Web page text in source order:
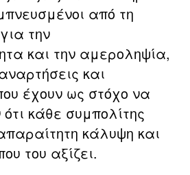
από τη
την
και την αμεροληψία,
και
έχουν ως στόχο να
κάθε συμπολίτης
κάλυψη και
του αξίζει.